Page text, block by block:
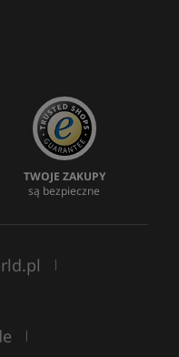
TWOJE ZAKUPY
są bezpieczne
|
|